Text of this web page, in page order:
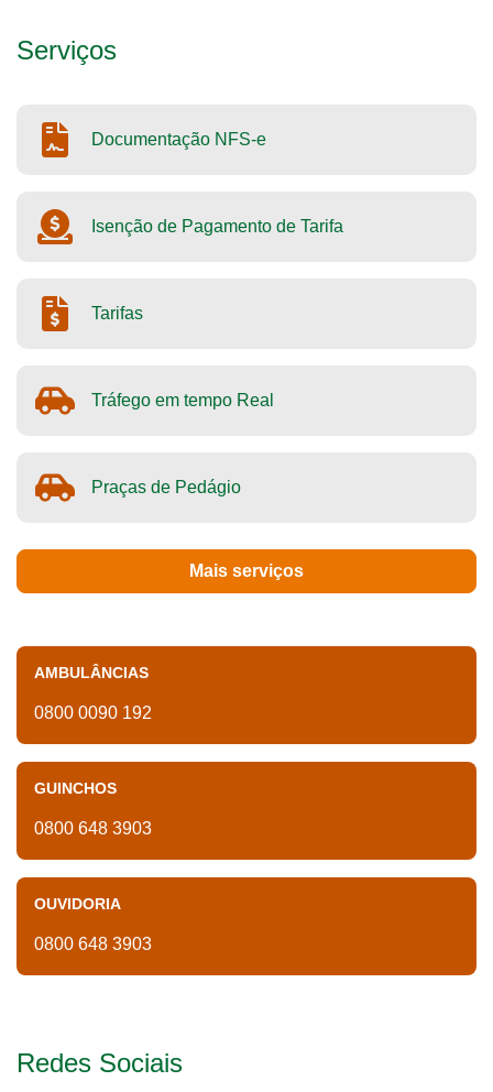
Serviços
Documentação NFS-e
Isenção de Pagamento de Tarifa
Tarifas
Tráfego em tempo Real
Praças de Pedágio
Mais serviços
AMBULÂNCIAS
0800 0090 192
GUINCHOS
0800 648 3903
OUVIDORIA
0800 648 3903
Redes Sociais